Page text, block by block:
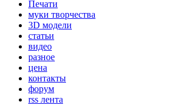
Печати
муки творчества
3D модели
статьи
видео
разное
цена
контакты
форум
rss лента